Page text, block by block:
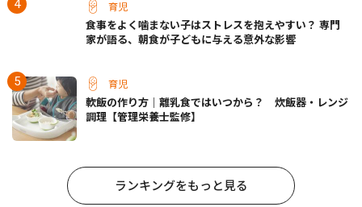
育児
食事をよく噛まない子はストレスを抱えやすい？ 専門
家が語る、朝食が子どもに与える意外な影響
育児
軟飯の作り方｜離乳食ではいつから？ 炊飯器・レンジ
調理【管理栄養士監修】
ランキングをもっと見る